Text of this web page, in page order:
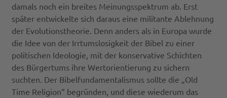
damals noch ein breites Meinungsspektrum ab. Erst
später entwickelte sich daraus eine militante Ablehnung
der Evolutionstheorie. Denn anders als in Europa wurde
die Idee von der Irrtumslosigkeit der Bibel zu einer
politischen Ideologie, mit der konservative Schichten
des Bürgertums ihre Wertorientierung zu sichern
suchten. Der Bibelfundamentalismus sollte die „Old
Time Religion“ begründen, und diese wiederum das